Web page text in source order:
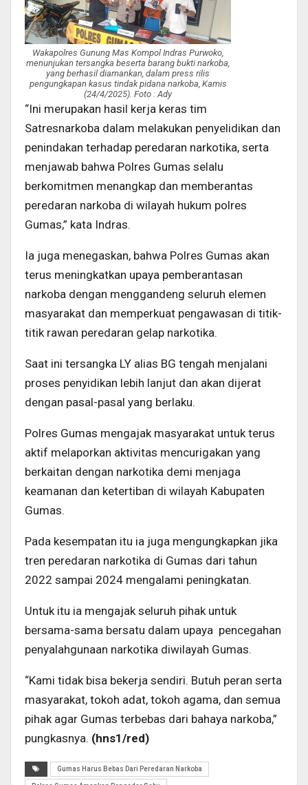
Wakapolres Gunung Mas Kompol Indras Purwoko,
menunjukan tersangka beserta barang bukti narkoba,
yang berhasil diamankan, dalam press rilis
pengungkapan kasus tindak pidana narkoba, Kamis
(24/4/2025). Foto : Ady
“Ini merupakan hasil kerja keras tim
Satresnarkoba dalam melakukan penyelidikan dan
penindakan terhadap peredaran narkotika, serta
menjawab bahwa Polres Gumas selalu
berkomitmen menangkap dan memberantas
peredaran narkoba di wilayah hukum polres
Gumas,” kata Indras.
Ia juga menegaskan, bahwa Polres Gumas akan
terus meningkatkan upaya pemberantasan
narkoba dengan menggandeng seluruh elemen
masyarakat dan memperkuat pengawasan di titik-
titik rawan peredaran gelap narkotika.
Saat ini tersangka LY alias BG tengah menjalani
proses penyidikan lebih lanjut dan akan dijerat
dengan pasal-pasal yang berlaku.
Polres Gumas mengajak masyarakat untuk terus
aktif melaporkan aktivitas mencurigakan yang
berkaitan dengan narkotika demi menjaga
keamanan dan ketertiban di wilayah Kabupaten
Gumas.
Pada kesempatan itu ia juga mengungkapkan jika
tren peredaran narkotika di Gumas dari tahun
2022 sampai 2024 mengalami peningkatan.
Untuk itu ia mengajak seluruh pihak untuk
bersama-sama bersatu dalam upaya pencegahan
penyalahgunaan narkotika diwilayah Gumas.
“Kami tidak bisa bekerja sendiri. Butuh peran serta
masyarakat, tokoh adat, tokoh agama, dan semua
pihak agar Gumas terbebas dari bahaya narkoba,”
pungkasnya. (hns1/red)
Gumas Harus Bebas Dari Peredaran Narkoba